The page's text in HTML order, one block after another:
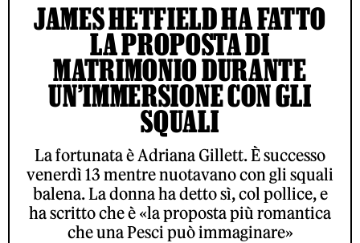
JAMES HETFIELD HA FATTO
LA PROPOSTA DI
MATRIMONIO DURANTE
UN’IMMERSIONE CON GLI
SQUALI
La fortunata è Adriana Gillett. È successo
venerdì 13 mentre nuotavano con gli squali
balena. La donna ha detto sì, col pollice, e
ha scritto che è «la proposta più romantica
che una Pesci può immaginare»